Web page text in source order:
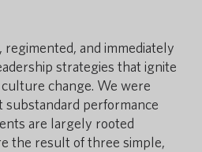
and immediately
strategies that ignite
change. We were
substandard performance
are largely rooted
the result of three simple,